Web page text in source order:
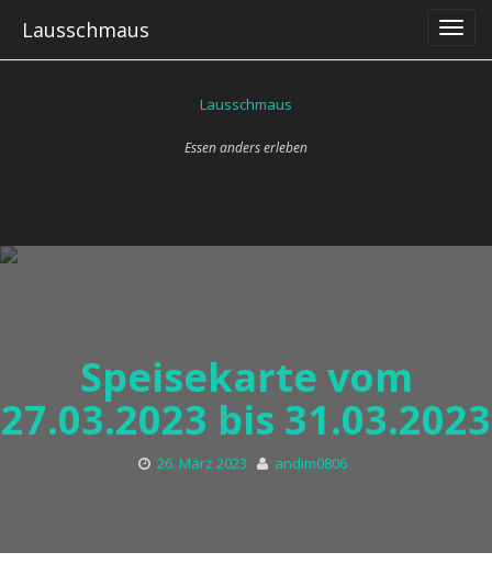
Lausschmaus
Lausschmaus
Essen anders erleben
Speisekarte vom
27.03.2023 bis 31.03.2023
26. März 2023 andim0806